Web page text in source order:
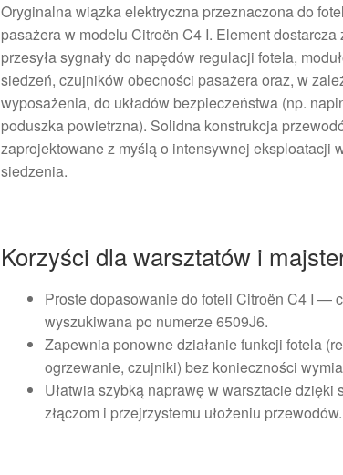
Oryginalna wiązka elektryczna przeznaczona do
pasażera w modelu Citroën C4 I. Element dostarcza
przesyła sygnały do napędów regulacji fotela,
siedzeń, czujników obecności pasażera oraz, w
wyposażenia, do układów bezpieczeństwa (np.
poduszka powietrzna). Solidna konstrukcja
zaprojektowane z myślą o intensywnej eksploatacji
siedzenia.
Korzyści dla warsztatów i
Proste dopasowanie do foteli Citroën C4 I —
wyszukiwana po numerze 6509J6.
Zapewnia ponowne działanie funkcji fotela
ogrzewanie, czujniki) bez konieczności
Ułatwia szybką naprawę w warsztacie dzięki
złączom i przejrzystemu ułożeniu przewodów.